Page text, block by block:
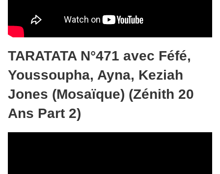
TARATATA N°471 avec Féfé,
Youssoupha, Ayna, Keziah
Jones (Mosaïque) (Zénith 20
Ans Part 2)